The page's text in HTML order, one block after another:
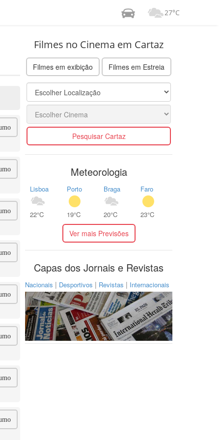
27°C
Filmes no Cinema em Cartaz
Filmes em exibição Filmes em Estreia
Pesquisar Cartaz
Meteorologia
Lisboa
22°C
Porto
19°C
Braga
20°C
Faro
23°C
Ver mais Previsões
Capas dos Jornais e Revistas
Nacionais | Desportivos | Revistas | Internacionais